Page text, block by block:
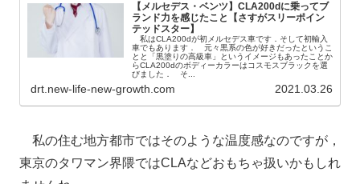
【メルセデス・ベンツ】CLA200dに乗ってブ
ランド力を感じたこと【さすがスリーポイン
テッドスター】
私はCLA200dが初メルセデス車です．そして初輸入
車でもあります． 元々黒系の色が好きだったというこ
とと「黒塗りの高級車」というイメージもあったことか
らCLA200dのボディーカラーはコスモスブラックを選
びました． そ...
drt.new-life-new-growth.com 2021.03.26
私の住む地方都市ではそのような温度感なのですが，
東京のタワマン界隈ではCLAなどおもちゃ扱いかもしれ